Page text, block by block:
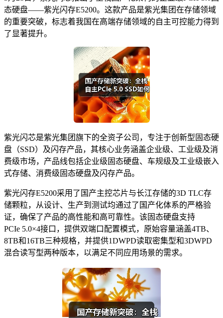
态硬盘——紫光闪存E5200。这款产品是紫光集团在存储领域
的重要突破，标志着我国在高端存储领域的自主可控能力得到
了显著提升。
紫光闪芯是紫光集团旗下的全资子公司，专注于创新型固态硬
盘（SSD）及闪存产品，其核心业务涵盖企业级、工业级及消
费级市场，产品线包括企业级固态硬盘、车规级及工业级嵌入
式存储、消费级固态硬盘及闪存产品。
紫光闪存E5200采用了国产主控芯片与长江存储的3D TLC存
储颗粒，从设计、生产到测试均通过了国产化体系的严格验
证，确保了产品的高性能和高可靠性。该固态硬盘支持
PCIe 5.0×4接口，提供双端口配置模式，原始容量涵盖4TB、
8TB和16TB三种规格，并提供1DWPD读取密集型和3DWPD
混合读写型两种版本，以满足不同应用场景的需求。